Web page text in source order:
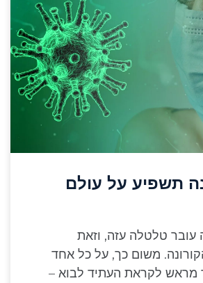
תשפיע על עולם
טלטלה עזה, וזאת
משום כך, על כל אחד
מראש לקראת העתיד לבוא –